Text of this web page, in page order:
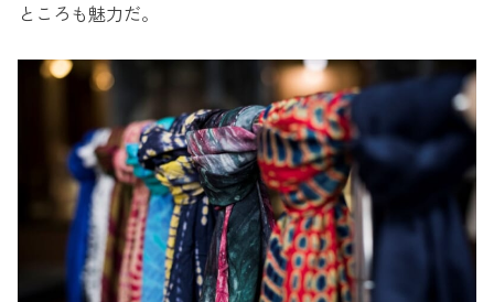
ところも魅力だ。